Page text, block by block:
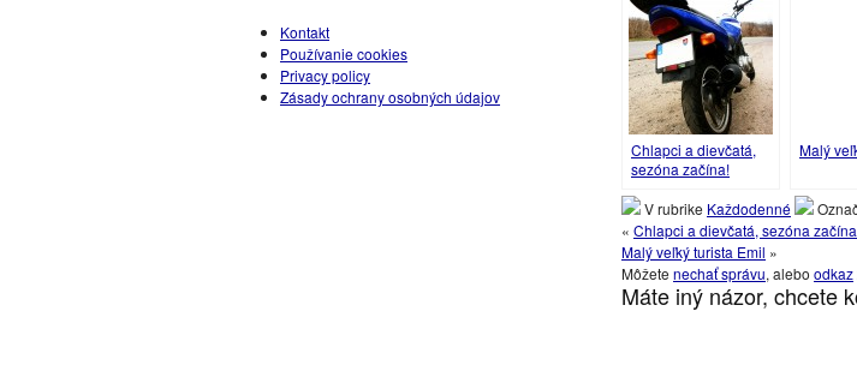
Kontakt
Používanie cookies
Privacy policy
Zásady ochrany osobných údajov
Chlapci a dievčatá,
sezóna začína!
Malý
V rubrike Každodenné
« Chlapci a dievčatá, sezóna
Malý veľký turista Emil »
Môžete nechať správu, alebo odkaz
Máte iný názor, chcete